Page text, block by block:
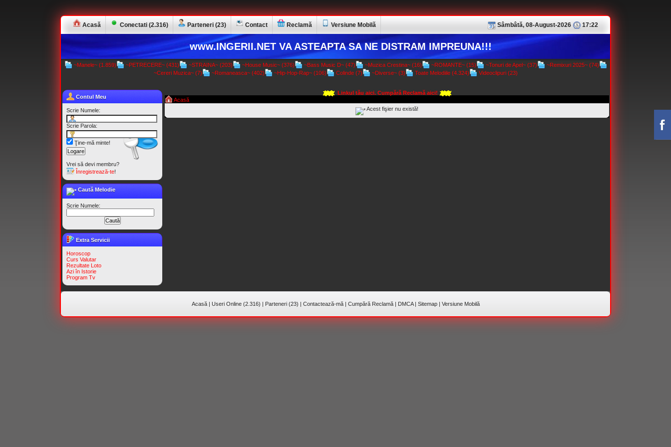
Acasă Conectati (2.316) Parteneri (23) Contact Reclamă Versiune Mobilă Sâmbâtă, 08-August-2026 17:22
www.INGERII.NET VA ASTEAPTA SA NE DISTRAM IMPREUNA!!!
~Manele~ (1.859) ~PETRECERE~ (431) ~STRAINA~ (203) ~House Music~ (376) ~Bass Music D~ (47) ~Muzica Crestina~ (16) ~ROMANTE~ (15) ~Tonuri de Apel~ (37)
~Remixuri 2025~ (74)
~Cereri Muzica~ (7)
~Romaneasca~ (402) ~Hip-Hop-Rap~ (106) Colinde (7) ~Diverse~ (3) Toate Melodiile (4.324) Videoclipuri (23)
Contul Meu
Scrie Numele:
Scrie Parola:
Ţine-mă minte!
Vrei să devi membru?
Înregistrează-te!
Caută Melodie
Scrie Numele:
Extra Servicii
Horoscop
Curs Valutar
Rezultate Loto
Azi în Istorie
Program Tv
Linkul tău aici. Cumpără Reclamă aici!
Acasă
Acest fişier nu există!
Acasă| Useri Online (2.316) | Parteneri (23) | Contactează-mă| Cumpără Reclamă| DMCA| Sitemap| Versiune Mobilă